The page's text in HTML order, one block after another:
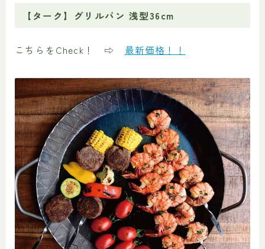
【ターク】グリルパン 浅型36cm
こちらをCheck！ ⇨ 最新価格！！